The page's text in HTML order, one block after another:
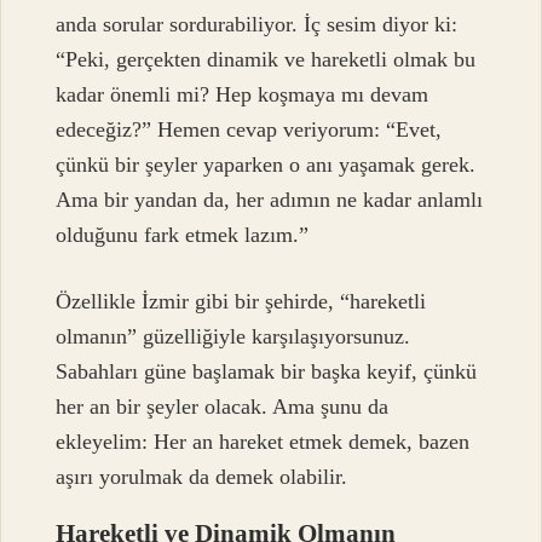
anda sorular sordurabiliyor. İç sesim diyor ki:
“Peki, gerçekten dinamik ve hareketli olmak bu
kadar önemli mi? Hep koşmaya mı devam
edeceğiz?” Hemen cevap veriyorum: “Evet,
çünkü bir şeyler yaparken o anı yaşamak gerek.
Ama bir yandan da, her adımın ne kadar anlamlı
olduğunu fark etmek lazım.”
Özellikle İzmir gibi bir şehirde, “hareketli
olmanın” güzelliğiyle karşılaşıyorsunuz.
Sabahları güne başlamak bir başka keyif, çünkü
her an bir şeyler olacak. Ama şunu da
ekleyelim: Her an hareket etmek demek, bazen
aşırı yorulmak da demek olabilir.
Hareketli ve Dinamik Olmanın